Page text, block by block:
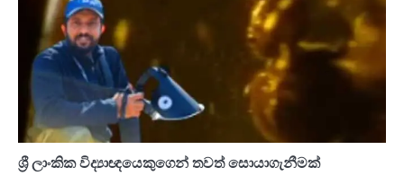
ශ්‍රී ලාංකික විද්‍යාඥයෙකුගෙන් තවත් සොයාගැනීමක්